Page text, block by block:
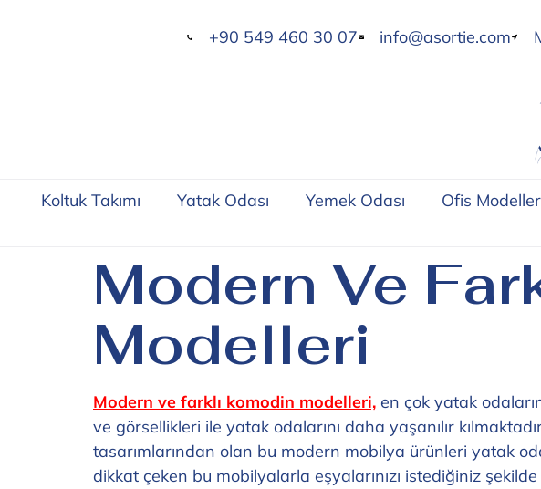
+90 549 460 30 07 info@asortie.com
Koltuk Takımı Yatak Odası Yemek Odası Ofis
Modern Ve
Modelleri
Modern ve farklı komodin modelleri, en çok yatak
ve görsellikleri ile yatak odalarını daha yaşanılır
tasarımlarından olan bu modern mobilya ürünleri yatak
dikkat çeken bu mobilyalarla eşyalarınızı istediğiniz